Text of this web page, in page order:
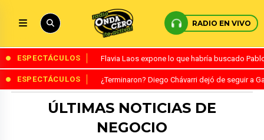
RADIO EN VIVO
ESPECTÁCULOS Flavia Laos expone lo que habría buscado
ESPECTÁCULOS ¿Terminaron? Diego Chávarri dejó de seguir a
ÚLTIMAS NOTICIAS DE
NEGOCIO